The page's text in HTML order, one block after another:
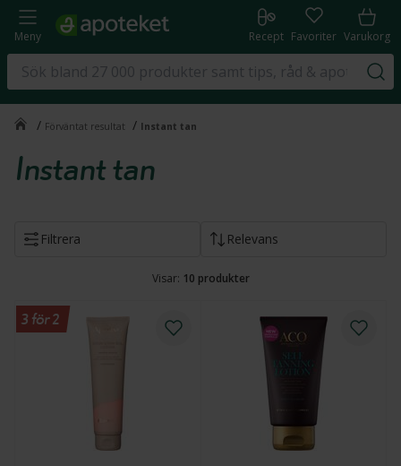
Meny Recept Favoriter Varukorg
/ Förväntat resultat / Instant tan
Instant tan
Filtrera Relevans
Visar: 10 produkter
3 för 2